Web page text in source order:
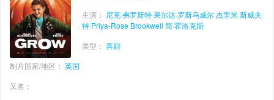
主演： 尼克·弗罗斯特果尔达·罗斯乌威尔杰里米·斯威夫
特 Priya-Rose Brookwell 简·霍洛克斯
类型： 喜剧
制片国家/地区： 英国
又名：